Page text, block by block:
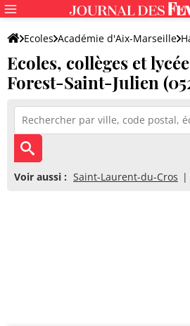
Ecoles Académie d'Aix-Marseille
Ecoles, collèges et
Forest-Saint-Julien
Voir aussi : Saint-Laurent-du-Cros